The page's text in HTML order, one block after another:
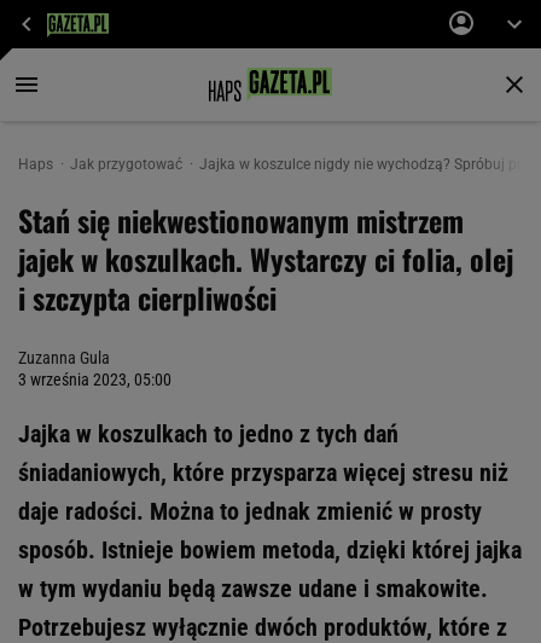
Haps Jak przygotować Jajka w koszulce nigdy nie wychodzą? Spróbuj
Stań się niekwestionowanym mistrzem
jajek w koszulkach. Wystarczy ci folia, olej
i szczypta cierpliwości
Zuzanna Gula
3 września 2023, 05:00
Jajka w koszulkach to jedno z tych dań
śniadaniowych, które przysparza więcej stresu niż
daje radości. Można to jednak zmienić w prosty
sposób. Istnieje bowiem metoda, dzięki której jajka
w tym wydaniu będą zawsze udane i smakowite.
Potrzebujesz wyłącznie dwóch produktów, które z